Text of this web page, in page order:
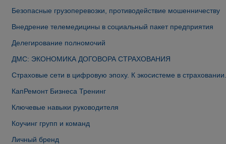
Безопасные грузоперевозки, противодействие мошенничеству
Внедрение телемедицины в социальный пакет предприятия
Делегирование полномочий
ДМС: ЭКОНОМИКА ДОГОВОРА СТРАХОВАНИЯ
Страховые сети в цифровую эпоху. К экосистеме в страховании.
КапРемонт Бизнеса Тренинг
Ключевые навыки руководителя
Коучинг групп и команд
Личный бренд